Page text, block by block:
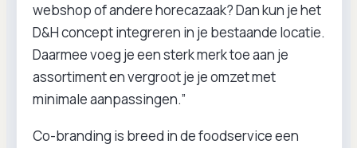
webshop of andere horecazaak? Dan kun je het
D&H concept integreren in je bestaande locatie.
Daarmee voeg je een sterk merk toe aan je
assortiment en vergroot je je omzet met
minimale aanpassingen.”
Co-branding is breed in de foodservice een